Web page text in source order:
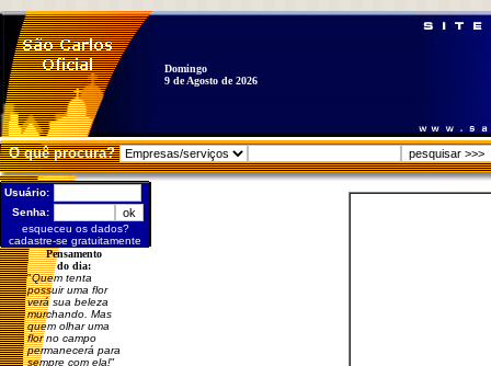
Domingo
9 de Agosto de 2026
O quê procura?
Usuário:
Senha:
esqueceu os dados?
cadastre-se gratuitamente
Pensamento
do dia:
"Quem tenta
possuir uma flor
verá sua beleza
murchando. Mas
quem olhar uma
flor no campo
permanecerá para
sempre com ela!"